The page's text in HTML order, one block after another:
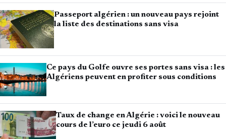
Passeport algérien : un nouveau pays rejoint
la liste des destinations sans visa
Ce pays du Golfe ouvre ses portes sans visa : les
Algériens peuvent en profiter sous conditions
Taux de change en Algérie : voici le nouveau
cours de l’euro ce jeudi 6 août